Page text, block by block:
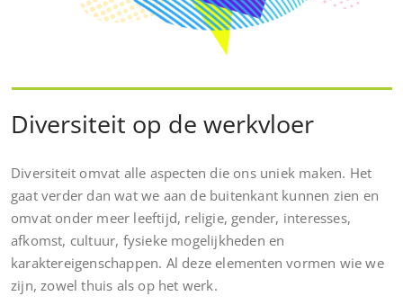
Diversiteit op de werkvloer
Diversiteit omvat alle aspecten die ons uniek maken. Het
gaat verder dan wat we aan de buitenkant kunnen zien en
omvat onder meer leeftijd, religie, gender, interesses,
afkomst, cultuur, fysieke mogelijkheden en
karaktereigenschappen. Al deze elementen vormen wie we
zijn, zowel thuis als op het werk.